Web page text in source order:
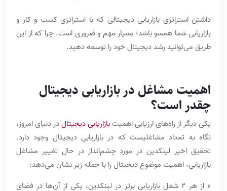
داشتن استراتژی بازاریابی دیجیتالی که با استراتژی کسب و کار و
بازاریابی شما همسو باشد؛ بسیار مهم و ضروری است. چرا که از این
طریق می‌توانید رشد دیجیتال خود را توسعه دهید.
اهمیت مشاغل در بازاریابی دیجیتال
چقدر است؟
یکی دیگر از راه‌های ارزیابی اهمیتبازاریابی دیجیتالدر دنیای امروز،
نگاه به تعداد مشاغلیست که در بازاریابی دیجیتال وجود دارد.
تحقیق اخیر لینکدین در مورد چشم‌انداز در حال تغییر مشاغل
بازاریابی، اهمیت موضوع دیجیتال را با جمله زیر نشان می‌دهد:
« از هر 2 شغل بازاریابی برتر در لینکدین، یکی از آن‌ها در فضای